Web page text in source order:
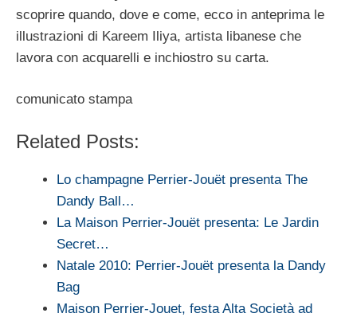
scoprire quando, dove e come, ecco in anteprima le
illustrazioni di Kareem Iliya, artista libanese che
lavora con acquarelli e inchiostro su carta.
comunicato stampa
Related Posts:
Lo champagne Perrier-Jouët presenta The
Dandy Ball…
La Maison Perrier-Jouët presenta: Le Jardin
Secret…
Natale 2010: Perrier-Jouët presenta la Dandy
Bag
Maison Perrier-Jouet, festa Alta Società ad